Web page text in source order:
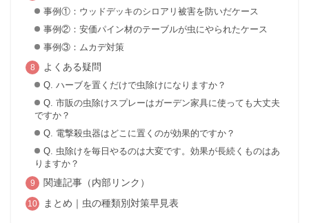
事例①：ウッドデッキのシロアリ被害を防いだケース
事例②：安価パイン材のテーブルが虫にやられたケース
事例③：ムカデ対策
よくある疑問
Q. ハーブを置くだけで虫除けになりますか？
Q. 市販の虫除けスプレーはガーデン家具に使っても大丈夫
ですか？
Q. 電撃殺虫器はどこに置くのが効果的ですか？
Q. 虫除けを毎日やるのは大変です。効果が長続くものはあ
りますか？
関連記事（内部リンク）
まとめ｜虫の種類別対策早見表